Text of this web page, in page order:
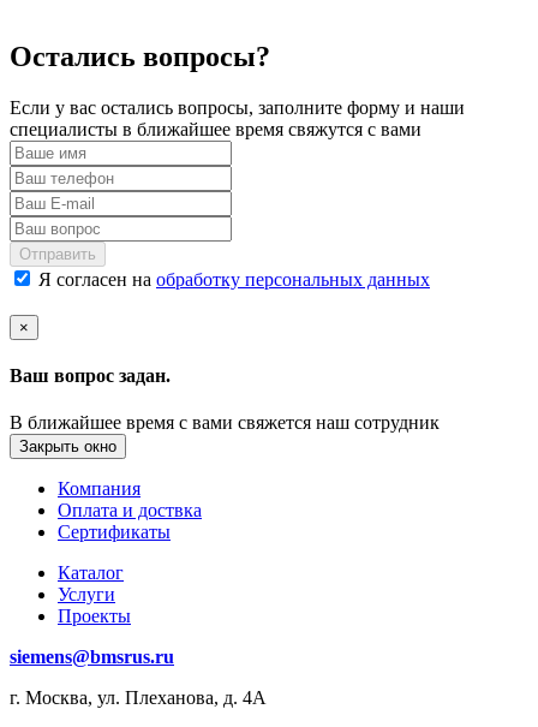
Остались вопросы?
Если у вас остались вопросы, заполните форму и наши
специалисты в ближайшее время свяжутся с вами
Отправить
Я согласен на обработку персональных данных
×
Ваш вопрос задан.
В ближайшее время с вами свяжется наш сотрудник
Закрыть окно
Компания
Оплата и доствка
Сертификаты
Каталог
Услуги
Проекты
siemens@bmsrus.ru
г. Москва, ул. Плеханова, д. 4А